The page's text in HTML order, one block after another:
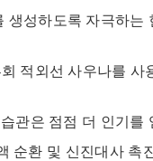
성하도록 자극하는
적외선 사우나를 사
관은 점점 더 인기를
순환 및 신진대사 촉